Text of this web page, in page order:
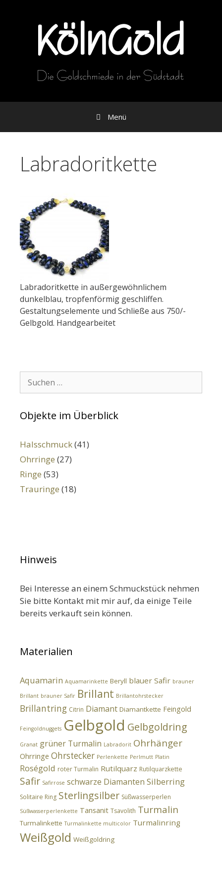
Menü
Labradoritkette
Labradoritkette in außergewöhnlichem
dunkelblau, tropfenförmig geschliffen.
Gestaltungselemente und Schließe aus 750/-
Gelbgold. Handgearbeitet
Suchen:
Objekte im Überblick
Halsschmuck(41)
Ohrringe (27)
Ringe (53)
Trauringe (18)
Hinweis
Bei Interesse an einem Schmuckstück nehmen
Sie bitte Kontakt mit mir auf, da einige Teile
bereits verkauft sein können.
Materialien
Aquamarin Aquamarinkette Beryll blauer Safir brauner
Brillant brauner Safir Brillant Brillantohrstecker
Brillantring Citrin Diamant Diamantkette Feingold
Feingoldnuggets Gelbgold Gelbgoldring
Granat grüner Turmalin Labradorit Ohrhänger
Ohrringe Ohrstecker Perlenkette Perlmutt Platin
Roségold roter Turmalin Rutilquarz Rutilquarzkette
Safir Safirrose schwarze Diamanten Silberring
Solitaire Ring Sterlingsilber Süßwasserperlen
Süßwasserperlenkette Tansanit Tsavolith Turmalin
Turmalinkette Turmalinkette multicolor Turmalinring
Weißgold Weißgoldring